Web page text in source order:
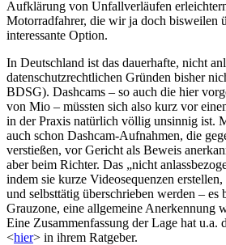
Aufklärung von Unfallverläufen
Motorradfahrer, die wir ja doch bisweilen
interessante Option.
In Deutschland ist das dauerhafte, nicht
datenschutzrechtlichen Gründen bisher
BDSG). Dashcams – so auch die hier
von Mio – müssten sich also kurz vor
in der Praxis natürlich völlig unsinnig ist.
auch schon Dashcam-Aufnahmen, die
verstießen, vor Gericht als Beweis
aber beim Richter. Das „nicht
indem sie kurze Videosequenzen
und selbsttätig überschrieben werden – es
Grauzone, eine allgemeine Anerkennung
Eine Zusammenfassung der Lage hat
<hier> in ihrem Ratgeber.